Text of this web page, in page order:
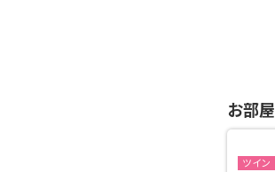
お部屋
ツイン